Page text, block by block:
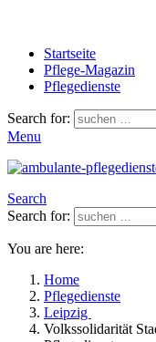
Startseite
Pflege-Magazin
Pflegedienste
Search for:
Menu
Search
Search for:
You are here:
Home
Pflegedienste
Leipzig
Volkssolidarität